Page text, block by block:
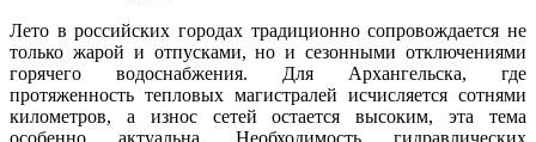
Лето в российских городах традиционно сопровождается не
только жарой и отпусками, но и сезонными отключениями
горячего водоснабжения. Для Архангельска, где
протяженность тепловых магистралей исчисляется сотнями
километров, а износ сетей остается высоким, эта тема